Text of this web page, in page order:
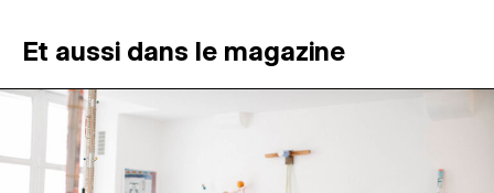
ATELIERS OUVERTS
PROGRAMMATION
MAGAZINE
Et aussi dans le magazine